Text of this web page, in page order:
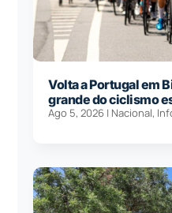
Volta a Portugal em
grande do ciclismo
Ago 5, 2026 | Nacional,